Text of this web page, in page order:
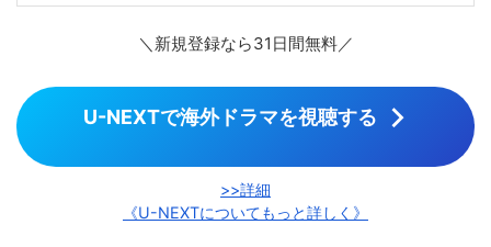
＼新規登録なら31日間無料／
U-NEXTで海外ドラマを視聴する
>>詳細
《U-NEXTについてもっと詳しく》